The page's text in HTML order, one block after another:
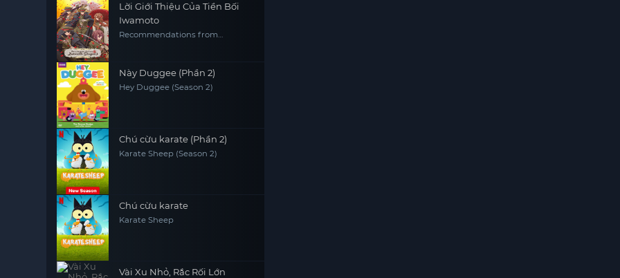
Lời Giới Thiệu Của Tiền Bối
Iwamoto
Recommendations from
Này Duggee (Phần 2)
Hey Duggee (Season 2)
Chú cừu karate (Phần 2)
Karate Sheep (Season 2)
Chú cừu karate
Karate Sheep
Vài Xu Nhỏ, Rắc Rối Lớn